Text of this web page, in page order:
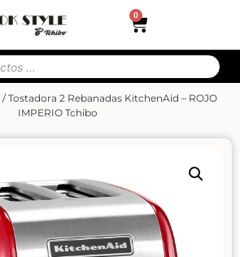
0
/ Tostadora 2 Rebanadas KitchenAid – ROJO
IMPERIO Tchibo